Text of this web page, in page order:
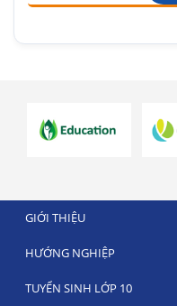
GIỚI THIỆU
HƯỚNG NGHIỆP
TUYỂN SINH LỚP 10